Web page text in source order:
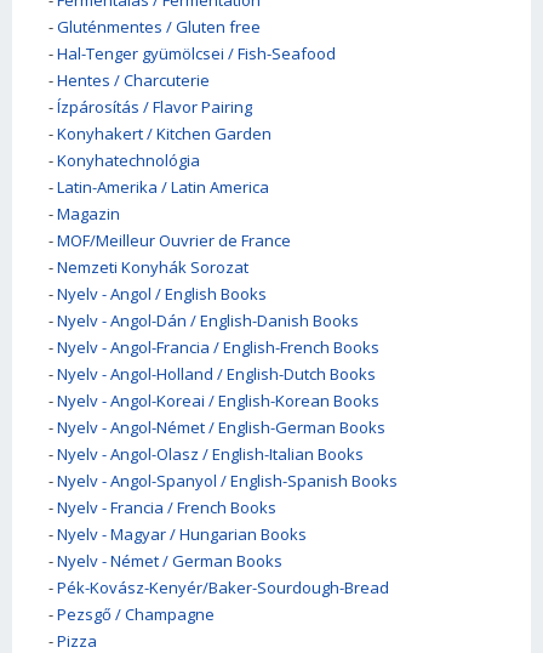
-Gluténmentes / Gluten free
-Hal-Tenger gyümölcsei / Fish-Seafood
-Hentes / Charcuterie
-Ízpárosítás / Flavor Pairing
-Konyhakert / Kitchen Garden
-Konyhatechnológia
-Latin-Amerika / Latin America
-Magazin
-MOF/Meilleur Ouvrier de France
-Nemzeti Konyhák Sorozat
-Nyelv - Angol / English Books
-Nyelv - Angol-Dán / English-Danish Books
-Nyelv - Angol-Francia / English-French Books
-Nyelv - Angol-Holland / English-Dutch Books
-Nyelv - Angol-Koreai / English-Korean Books
-Nyelv - Angol-Német / English-German Books
-Nyelv - Angol-Olasz / English-Italian Books
-Nyelv - Angol-Spanyol / English-Spanish Books
-Nyelv - Francia / French Books
-Nyelv - Magyar / Hungarian Books
-Nyelv - Német / German Books
-Pék-Kovász-Kenyér/Baker-Sourdough-Bread
-Pezsgő / Champagne
-Pizza